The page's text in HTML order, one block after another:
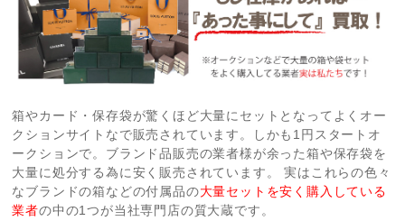
箱やカード・保存袋が驚くほど大量にセットとなってよくオー
クションサイトなで販売されています。しかも1円スタートオ
ークションで。ブランド品販売の業者様が余った箱や保存袋を
大量に処分する為に安く販売されています。 実はこれらの色々
なブランドの箱などの付属品の大量セットを安く購入している
業者の中の1つが当社専門店の質大蔵です。